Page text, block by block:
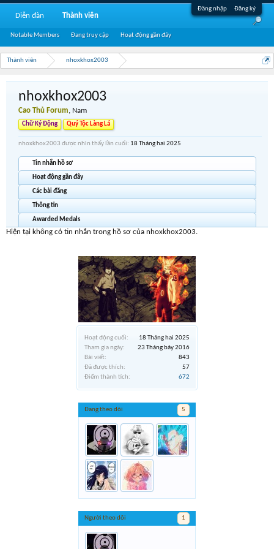
Đăng nhập Đăng ký
Thành viên nhoxkhox2003
Hoạt động cuối:
18 Tháng hai 2025
Tham gia ngày:
23 Tháng bảy 2016
Bài viết:
843
Đã được thích:
57
Điểm thành tích:
672
Đang theo dõi 5
Người theo dõi 1
nhoxkhox2003
Cao Thủ Forum, Nam
Chữ Ký Động Quý Tộc Làng Lá
nhoxkhox2003 được nhìn thấy lần cuối: 18 Tháng hai 2025
Tin nhắn hồ sơ
Hoạt động gần đây
Các bài đăng
Thông tin
Awarded Medals
Hiện tại không có tin nhắn trong hồ sơ của nhoxkhox2003.
Diễn đàn Thành viên
Notable Members Đang truy cập Hoạt động gần đây